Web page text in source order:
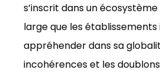
s’inscrit dans un
large que les
appréhender dans sa
incohérences et les